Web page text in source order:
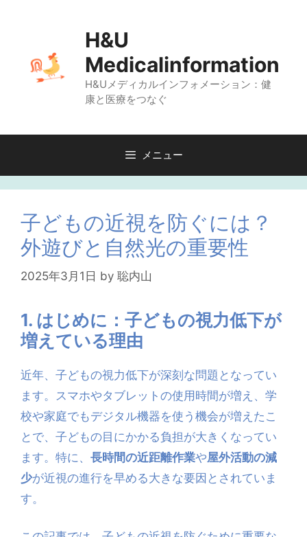
ス
ッ
H&U
Medicalinformation
H&Uメディカルインフォメーション：健
康と医療をつなぐ
メニュー
子どもの近視を防ぐには？
外遊びと自然光の重要性
2025年3月1日 by 聡内山
1. はじめに：子どもの視力低下が
増えている理由
近年、子どもの視力低下が深刻な問題となってい
ます。スマホやタブレットの使用時間が増え、学
校や家庭でもデジタル機器を使う機会が増えたこ
とで、子どもの目にかかる負担が大きくなってい
ます。特に、 長時間の近距離作業や屋外活動の減
少が近視の進行を早める大きな要因とされていま
す。